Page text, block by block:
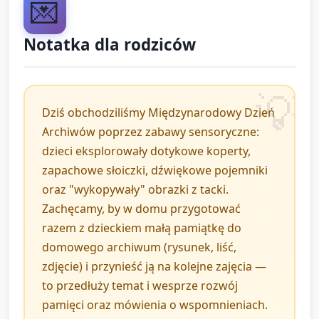
ktoś by to przechowywał w archiwum?”
zadając otwarte pytania.
Zachęcaj do używania słów opisowych (miękki,
chropowaty, słodki, dzwoniący), a u starszych dzieci
poproś o porównania (np. „to jest jak…”).
Rotacja: po upływie ~5 minut sygnał — zmiana
stacji. Dzieci, które potrzebują więcej czasu
sensorycznego, mogą dłużej zostać przy danej stacji
(dostosowanie indywidualne).
💌
Notatka dla rodziców
Dziś obchodziliśmy Międzynarodowy Dzień
Archiwów poprzez zabawy sensoryczne:
dzieci eksplorowały dotykowe koperty,
zapachowe słoiczki, dźwiękowe pojemniki
oraz "wykopywały" obrazki z tacki.
Zachęcamy, by w domu przygotować
razem z dzieckiem małą pamiątkę do
domowego archiwum (rysunek, liść,
zdjęcie) i przynieść ją na kolejne zajęcia —
to przedłuży temat i wesprze rozwój
pamięci oraz mówienia o wspomnieniach.